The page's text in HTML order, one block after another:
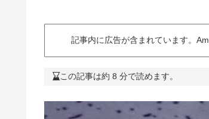
記事内に広告が含まれています。
この記事は約 8 分で読めます。